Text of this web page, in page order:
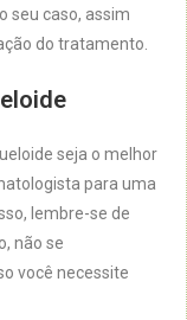
seu caso, assim
do tratamento.
seja o melhor
para uma
lembre-se de
não se
você necessite